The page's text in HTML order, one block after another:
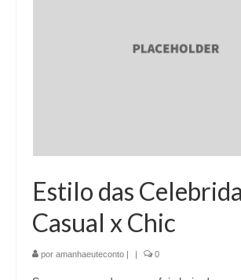
Estilo das
Casual x Chic
por amanhaeuteconto | | 0